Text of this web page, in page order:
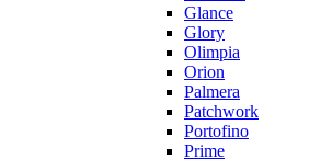
Glance
Glory
Olimpia
Orion
Palmera
Patchwork
Portofino
Prime